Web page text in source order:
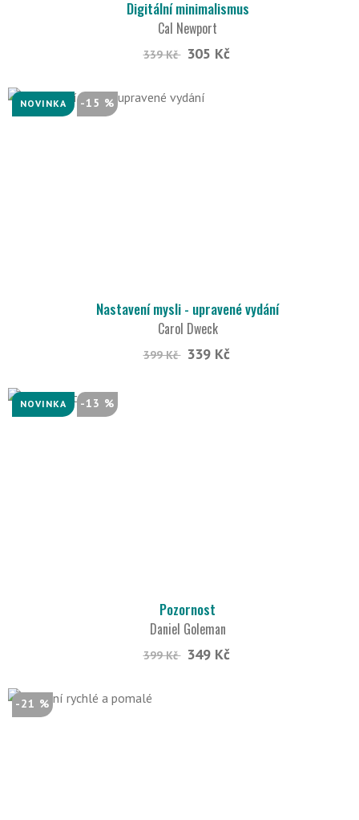
Digitální minimalismus
Cal Newport
339 Kč 305 Kč
NOVINKA -15 %
Nastavení mysli - upravené vydání
Carol Dweck
399 Kč 339 Kč
NOVINKA -13 %
Pozornost
Daniel Goleman
399 Kč 349 Kč
-21 %